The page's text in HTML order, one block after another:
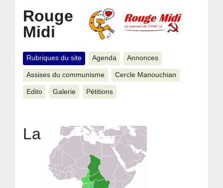
Rouge
Midi
Rubriques du site Agenda Annonces
Assises du communisme Cercle Manouchian
Edito Galerie Pétitions
La